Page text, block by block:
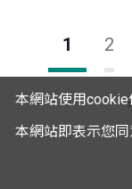
1 2
本網站使用
本網站即表示您